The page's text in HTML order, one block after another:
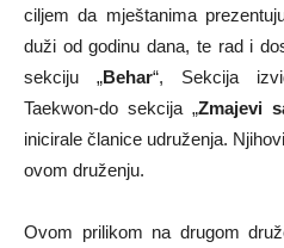
ciljem da mještanima
duži od godinu dana, te rad i
sekciju „Behar“, Sekcija
Taekwon-do sekcija „Zmajevi
inicirale članice udruženja.
ovom druženju.
Ovom prilikom na drugom